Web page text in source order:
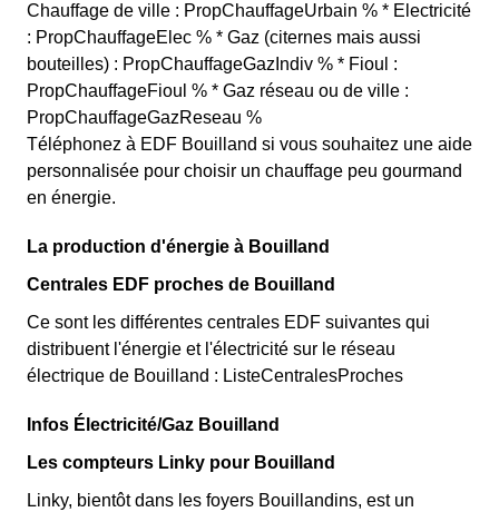
Chauffage de ville : PropChauffageUrbain % * Electricité
: PropChauffageElec % * Gaz (citernes mais aussi
bouteilles) : PropChauffageGazIndiv % * Fioul :
PropChauffageFioul % * Gaz réseau ou de ville :
PropChauffageGazReseau %
Téléphonez à EDF Bouilland si vous souhaitez une aide
personnalisée pour choisir un chauffage peu gourmand
en énergie.
La production d'énergie à Bouilland
Centrales EDF proches de Bouilland
Ce sont les différentes centrales EDF suivantes qui
distribuent l'énergie et l'électricité sur le réseau
électrique de Bouilland : ListeCentralesProches
Infos Électricité/Gaz Bouilland
Les compteurs Linky pour Bouilland
Linky, bientôt dans les foyers Bouillandins, est un